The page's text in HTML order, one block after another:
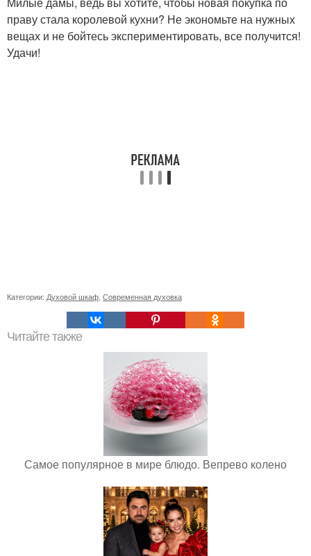
праву стала королевой кухни? Не экономьте на нужных
вещах и не бойтесь экспериментировать, все получится!
Удачи!
Категории: Духовой шкаф, Современная духовка
Читайте также
Самое популярное в мире блюдо. Вепрево колено